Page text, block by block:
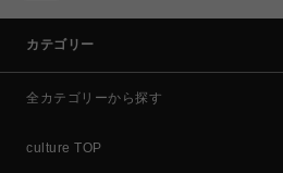
カテゴリー
全カテゴリーから探す
culture TOP